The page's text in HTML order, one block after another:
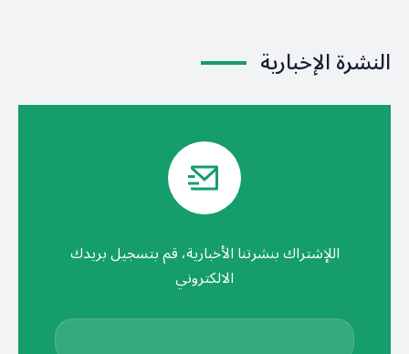
النشرة الإخبارية
اللإشتراك بنشرتنا الأخبارية، قم بتسجيل بريدك
الالكتروني